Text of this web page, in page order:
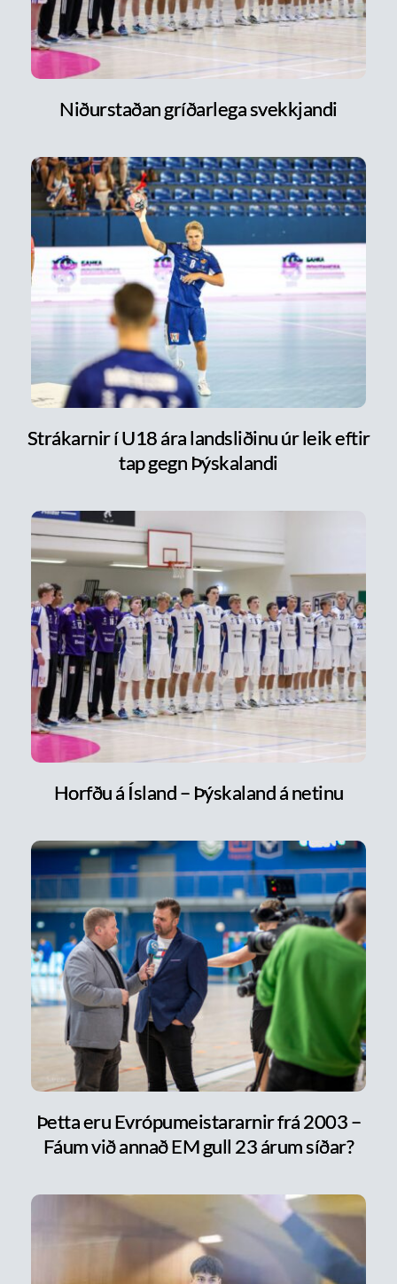
Niðurstaðan gríðarlega svekkjandi
Strákarnir í U18 ára landsliðinu úr leik eftir
tap gegn Þýskalandi
Horfðu á Ísland – Þýskaland á netinu
Þetta eru Evrópumeistararnir frá 2003 –
Fáum við annað EM gull 23 árum síðar?